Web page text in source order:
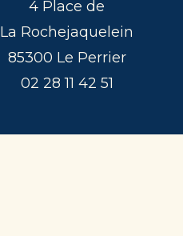
4 Place de
La Rochejaquelein
85300 Le Perrier
02 28 11 42 51